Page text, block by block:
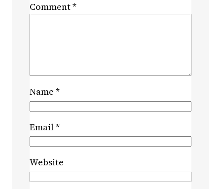
Comment*
Name *
Email*
Website